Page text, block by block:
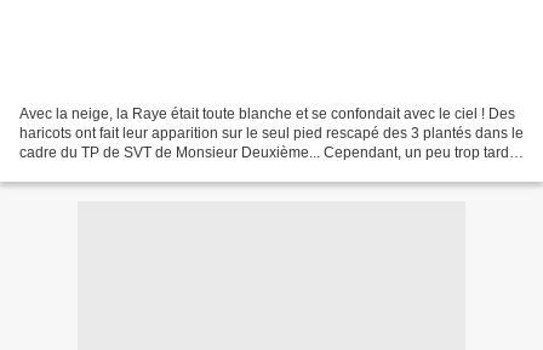
Avec la neige, la Raye était toute blanche et se confondait avec le ciel ! Des
haricots ont fait leur apparition sur le seul pied rescapé des 3 plantés dans le
cadre du TP de SVT de Monsieur Deuxième... Cependant, un peu trop tard